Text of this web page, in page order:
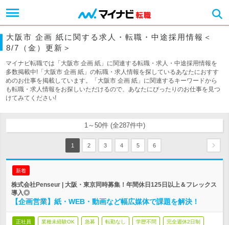
大阪市 企画 紙に関する求人・転職・中途採用情報＜
8/7（金）更新＞
マイナビ転職では「大阪市 企画 紙」に関連する転職・求人・中途採用情報を
多数掲載中!「大阪市 企画 紙」の転職・求人情報を探しているあなたにおすす
めのお仕事を掲載しています。「大阪市 企画 紙」に関連するキーワードから
も転職・求人情報をお探しいただけるので、あなたにぴったりのお仕事を見つ
けてみてください!
1～50件 (全287件中)
1 2 3 4 5 6
新着
株式会社Penseur | 大阪・東京同時募集！年間休日125日以上＆フレックス
導入◎
【企画営業】紙・WEB・動画など幅広媒体で課題を解決！
正社員 業種未経験OK 急募 転勤なし 学歴不問 完全週休2日制